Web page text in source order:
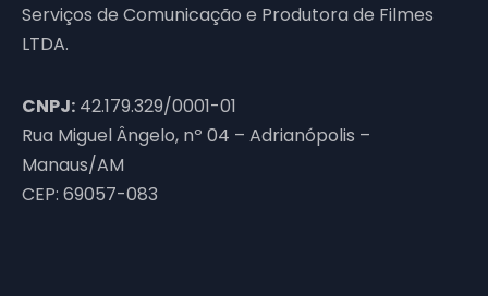
Serviços de Comunicação e Produtora de Filmes
LTDA.
CNPJ: 42.179.329/0001-01
Rua Miguel Ângelo, nº 04 – Adrianópolis –
Manaus/AM
CEP: 69057-083